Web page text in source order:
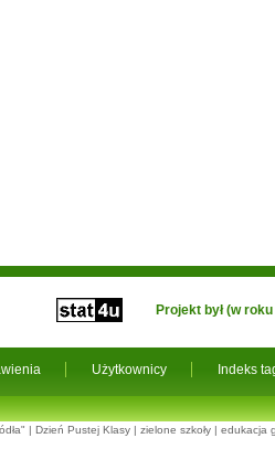
Użytkownicy Indeks
Projekt był (w
| Dzień Pustej Klasy | zielone szkoły | edukacja